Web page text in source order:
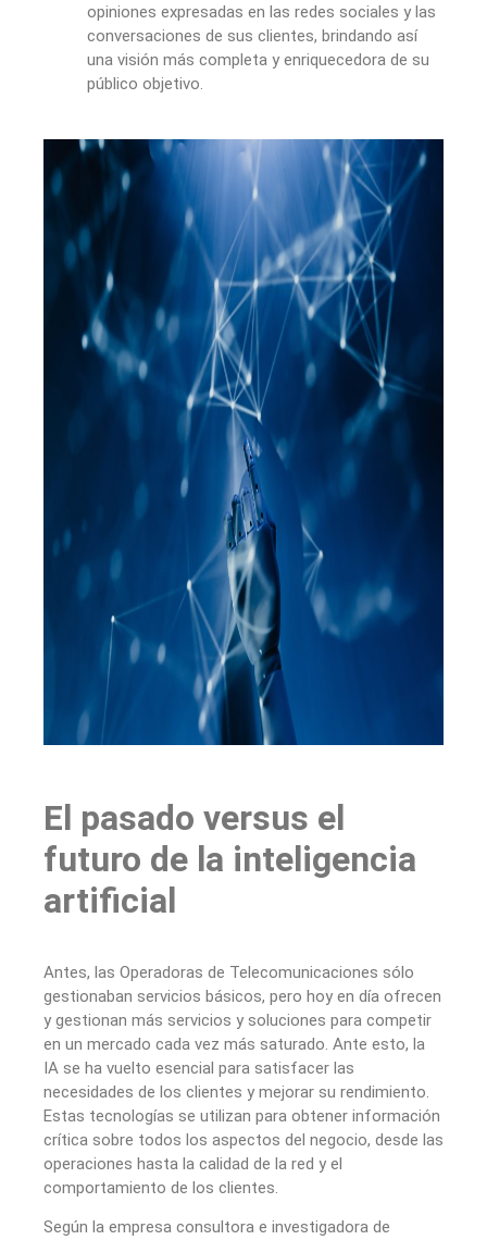
opiniones expresadas en las redes sociales y las
conversaciones de sus clientes, brindando así
una visión más completa y enriquecedora de su
público objetivo.
El pasado versus el
futuro de la inteligencia
artificial
Antes, las Operadoras de Telecomunicaciones sólo
gestionaban servicios básicos, pero hoy en día ofrecen
y gestionan más servicios y soluciones para competir
en un mercado cada vez más saturado. Ante esto, la
IA se ha vuelto esencial para satisfacer las
necesidades de los clientes y mejorar su rendimiento.
Estas tecnologías se utilizan para obtener información
crítica sobre todos los aspectos del negocio, desde las
operaciones hasta la calidad de la red y el
comportamiento de los clientes.
Según la empresa consultora e investigadora de